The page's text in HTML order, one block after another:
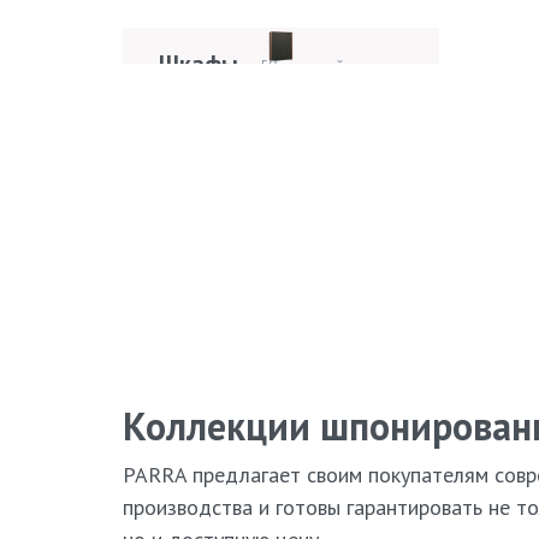
42 модели
Шкафы 59 моделей
Коллекции
PARRA предлагает своим покупателям
производства и готовы гарантировать не